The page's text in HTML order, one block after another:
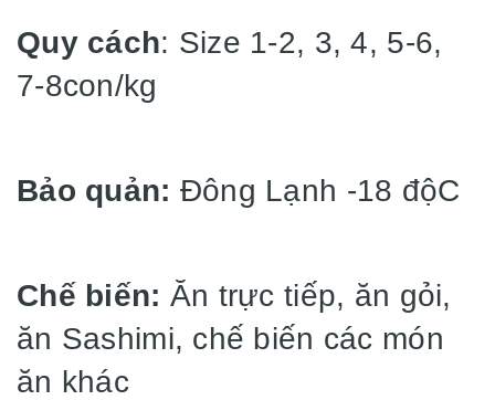
Quy cách: Size 1-2, 3, 4, 5-6,
7-8con/kg
Bảo quản: Đông Lạnh -18 độC
Chế biến: Ăn trực tiếp, ăn gỏi,
ăn Sashimi, chế biến các món
ăn khác